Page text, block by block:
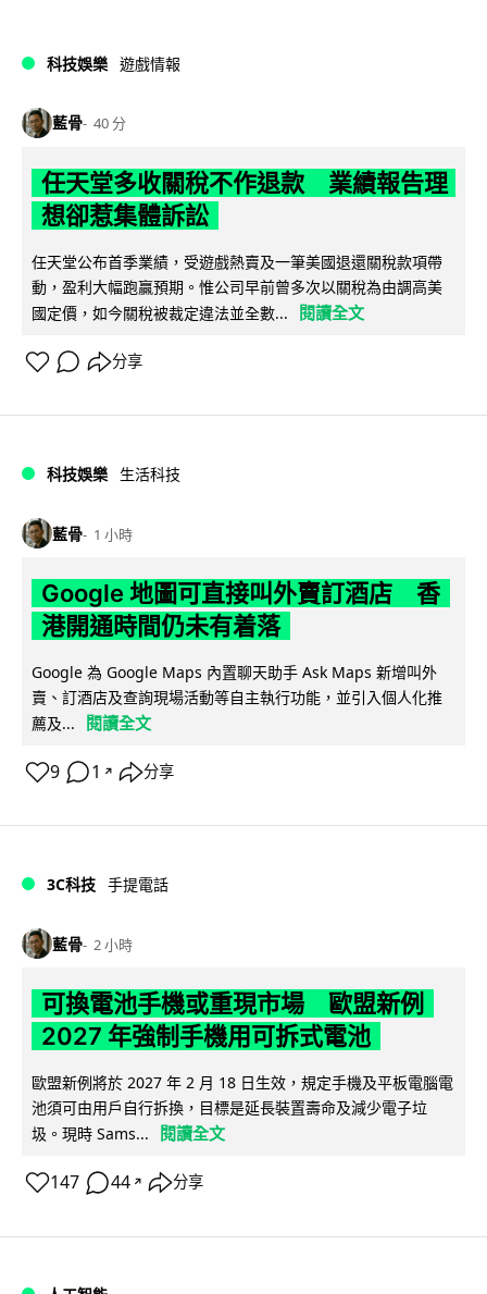
科技娛樂 遊戲情報
藍骨 40 分
任天堂多收關稅不作退款 業績報告理
想卻惹集體訴訟
任天堂公布首季業績，受遊戲熱賣及一筆美國退還關稅款項帶
動，盈利大幅跑贏預期。惟公司早前曾多次以關稅為由調高美
國定價，如今關稅被裁定違法並全數...
閱讀全文
分享
科技娛樂 生活科技
藍骨 1 小時
Google 地圖可直接叫外賣訂酒店 香
港開通時間仍未有着落
Google 為 Google Maps 內置聊天助手 Ask Maps 新增叫外
賣、訂酒店及查詢現場活動等自主執行功能，並引入個人化推
薦及...
閱讀全文
9 1 ↗ 分享
3C科技 手提電話
藍骨 2 小時
可換電池手機或重現市場 歐盟新例
2027 年強制手機用可拆式電池
歐盟新例將於 2027 年 2 月 18 日生效，規定手機及平板電腦電
池須可由用戶自行拆換，目標是延長裝置壽命及減少電子垃
圾。現時 Sams...
閱讀全文
147 44 ↗ 分享